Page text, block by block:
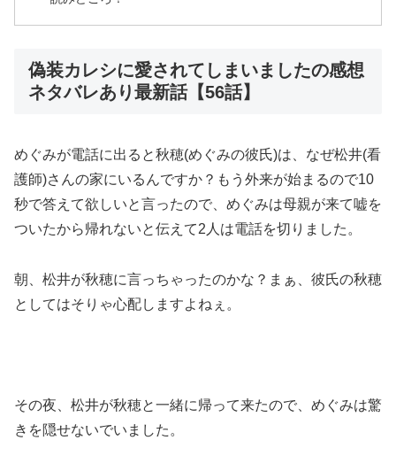
偽装カレシに愛されてしまいましたの感想
ネタバレあり最新話【56話】
めぐみが電話に出ると秋穂(めぐみの彼氏)は、なぜ松井(看
護師)さんの家にいるんですか？もう外来が始まるので10
秒で答えて欲しいと言ったので、めぐみは母親が来て嘘を
ついたから帰れないと伝えて2人は電話を切りました。
朝、松井が秋穂に言っちゃったのかな？まぁ、彼氏の秋穂
としてはそりゃ心配しますよねぇ。
その夜、松井が秋穂と一緒に帰って来たので、めぐみは驚
きを隠せないでいました。